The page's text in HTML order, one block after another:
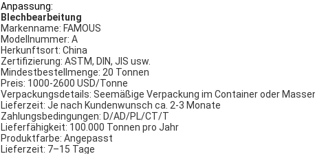
Anpassung:
Blechbearbeitung
Markenname: FAMOUS
Modellnummer: A
Herkunftsort: China
Zertifizierung: ASTM, DIN, JIS usw.
Mindestbestellmenge: 20 Tonnen
Preis: 1000-2600 USD/Tonne
Verpackungsdetails: Seemäßige Verpackung im Container oder
Lieferzeit: Je nach Kundenwunsch ca. 2-3 Monate
Zahlungsbedingungen: D/AD/PL/CT/T
Lieferfähigkeit: 100.000 Tonnen pro Jahr
Produktfarbe: Angepasst
Lieferzeit: 7–15 Tage